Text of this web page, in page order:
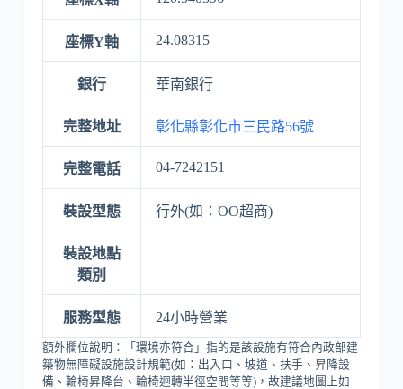
座標Y軸 24.08315
銀行 華南銀行
完整地址 彰化縣彰化市三民路56號
完整電話 04-7242151
裝設型態 行外(如：OO超商)
裝設地點
類別
服務型態 24小時營業
額外欄位說明：「環境亦符合」指的是該設施有符合內政部建
築物無障礙設施設計規範(如：出入口、坡道、扶手、昇降設
備、輪椅昇降台、輪椅迴轉半徑空間等等)，故建議地圖上如